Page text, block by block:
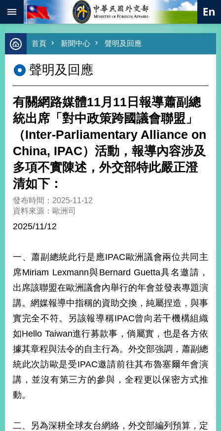
跳到主要內容區塊
進
階
尋
熱
合
外
交
價
外
交
經
不
國
台
海
和
平
護
照
回
首
導
於
首頁 新聞中心 聲明及回應
聲明及回應
有關網路媒體11月11日報導蕭副總
統出席「對中政策跨國議會聯盟」
（Inter-Parliamentary Alliance on
China, IPAC）活動，報導內容涉及
多項不實陳述，外交部特此嚴正澄
清如下：
發布時間：2025-11-12
資料來源：歐洲司
2025/11/12
一、蕭副總統此行是應IPAC歐洲議會兩位共同主
席Miriam Lexmann與Bernard Guetta具名邀請，
出席該聯盟在歐洲議會內舉行的年會並發表專題演
講。網媒報導中指稱的資助交換，純屬捏造，與事
實完全不符。另該報導稱IPAC曾向若干機構組織
如Hello Taiwan進行募款事，倘屬實，也是各方依
據其章程與法令的自主行為。外交部強調，蕭副總
統此次訪歐是受IPAC邀請前往其布魯塞爾年會演
講，並沒有第三方的參與，全程更以保密方式推
動。
二、另為深耕全球友台網絡，外交部編列預算，定